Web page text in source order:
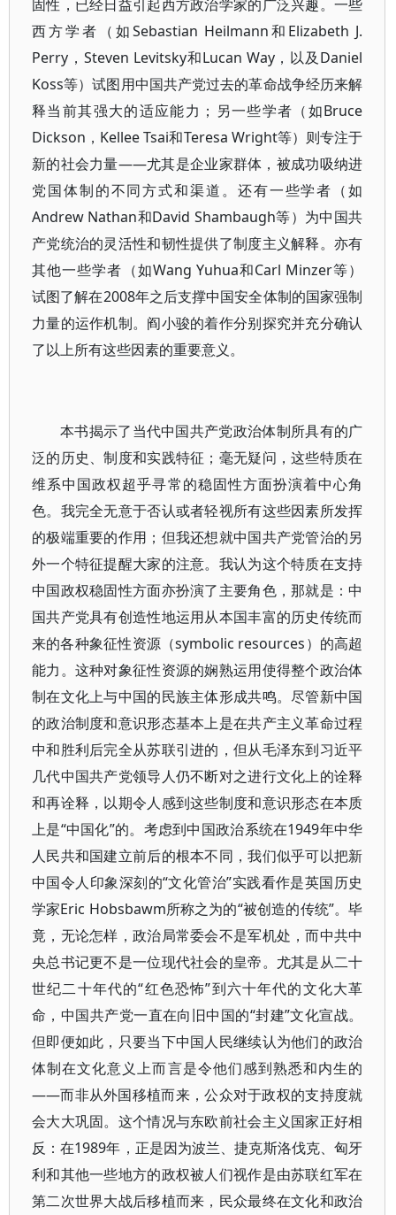
固性，已经日益引起西方政治学家的广泛兴趣。一些
西方学者（如Sebastian Heilmann和Elizabeth J.
Perry，Steven Levitsky和Lucan Way，以及Daniel
Koss等）试图用中国共产党过去的革命战争经历来解
释当前其强大的适应能力；另一些学者（如Bruce
Dickson，Kellee Tsai和Teresa Wright等）则专注于
新的社会力量——尤其是企业家群体，被成功吸纳进
党国体制的不同方式和渠道。还有一些学者（如
Andrew Nathan和David Shambaugh等）为中国共
产党统治的灵活性和韧性提供了制度主义解释。亦有
其他一些学者（如Wang Yuhua和Carl Minzer等）
试图了解在2008年之后支撑中国安全体制的国家强制
力量的运作机制。阎小骏的着作分别探究并充分确认
了以上所有这些因素的重要意义。
本书揭示了当代中国共产党政治体制所具有的广
泛的历史、制度和实践特征；毫无疑问，这些特质在
维系中国政权超乎寻常的稳固性方面扮演着中心角
色。我完全无意于否认或者轻视所有这些因素所发挥
的极端重要的作用；但我还想就中国共产党管治的另
外一个特征提醒大家的注意。我认为这个特质在支持
中国政权稳固性方面亦扮演了主要角色，那就是：中
国共产党具有创造性地运用从本国丰富的历史传统而
来的各种象征性资源（symbolic resources）的高超
能力。这种对象征性资源的娴熟运用使得整个政治体
制在文化上与中国的民族主体形成共鸣。尽管新中国
的政治制度和意识形态基本上是在共产主义革命过程
中和胜利后完全从苏联引进的，但从毛泽东到习近平
几代中国共产党领导人仍不断对之进行文化上的诠释
和再诠释，以期令人感到这些制度和意识形态在本质
上是“中国化”的。考虑到中国政治系统在1949年中华
人民共和国建立前后的根本不同，我们似乎可以把新
中国令人印象深刻的“文化管治”实践看作是英国历史
学家Eric Hobsbawm所称之为的“被创造的传统”。毕
竟，无论怎样，政治局常委会不是军机处，而中共中
央总书记更不是一位现代社会的皇帝。尤其是从二十
世纪二十年代的“红色恐怖”到六十年代的文化大革
命，中国共产党一直在向旧中国的“封建”文化宣战。
但即便如此，只要当下中国人民继续认为他们的政治
体制在文化意义上而言是令他们感到熟悉和内生的
——而非从外国移植而来，公众对于政权的支持度就
会大大巩固。这个情况与东欧前社会主义国家正好相
反：在1989年，正是因为波兰、捷克斯洛伐克、匈牙
利和其他一些地方的政权被人们视作是由苏联红军在
第二次世界大战后移植而来，民众最终在文化和政治